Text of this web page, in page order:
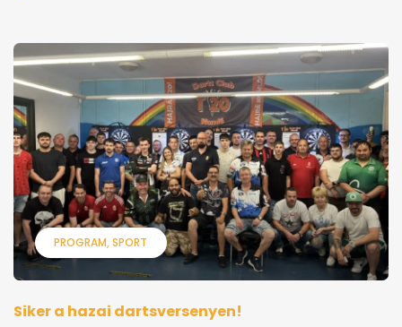
PROGRAM SPORT
Siker a hazai dartsversenyen!